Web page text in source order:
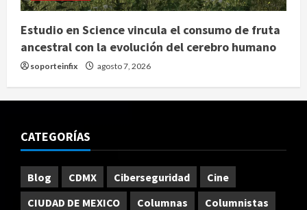
Estudio en Science vincula el consumo de fruta
ancestral con la evolución del cerebro humano
soporteinfix agosto 7, 2026
CATEGORÍAS
Blog CDMX Ciberseguridad
Cine
CIUDAD DE MEXICO
Columnas
Columnistas